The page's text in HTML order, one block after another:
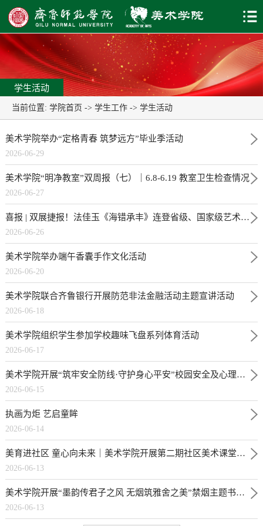
学生活动
当前位置: 学院首页 -> 学生工作 -> 学生活动
美术学院举办“定格青春 筑梦远方”毕业季活动
2026-06-29
美术学院“明净教室”双周报（七）｜6.8-6.19 教室卫生检查情况
2026-06-27
喜报 | 双展捷报！法佳玉《海错承丰》连登省级、国家级艺术大展
2026-06-26
美术学院举办端午香囊手作文化活动
2026-06-20
美术学院联合齐鲁银行开展防范非法金融活动主题宣讲活动
2026-06-18
美术学院组织学生参加学校趣味飞盘系列体育活动
2026-06-17
美术学院开展“筑牢安全防线·守护身心平安”校园安全及心理健康知识讲座
2026-06-15
执画为炬 艺启童眸
2026-06-14
美育进社区 童心向未来｜美术学院开展第二期社区美术课堂志愿服务活动
2026-06-13
美术学院开展“墨韵传君子之风 无烟筑雅舍之美”禁烟主题书画作品征集活动
2026-06-13